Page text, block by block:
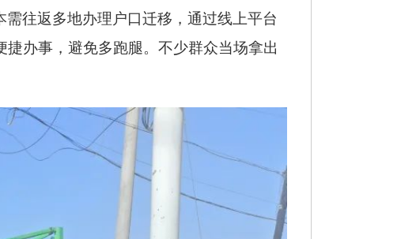
往返多地办理户口迁移，通过线上平台
办事，避免多跑腿。不少群众当场拿出